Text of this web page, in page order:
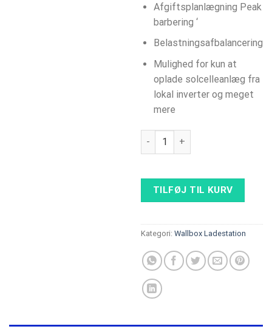
Afgiftsplanlægning Peak
barbering ‘
Belastningsafbalancering
Mulighed for kun at
oplade solcelleanlæg fra
lokal inverter og meget
mere
ABB Terra AC 22 kW, Type 2
TILFØJ TIL KURV
Kategori:Wallbox Ladestation